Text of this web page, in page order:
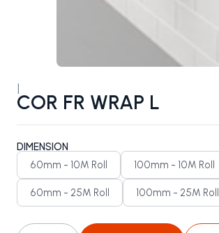
COR FR WRAP L
DIMENSION
60mm - 10M Roll 100mm - 10M Roll
60mm - 25M Roll 100mm - 25M Roll